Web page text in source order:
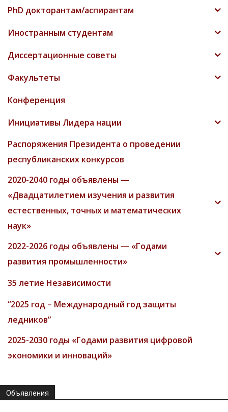
PhD докторантам/аспирантам
Иностранным студентам
Диссертационные советы
Факультеты
Конференция
Инициативы Лидера нации
Распоряжения Президента о проведении
республиканских конкурсов
2020-2040 годы объявлены —
«Двадцатилетием изучения и развития
естественных, точных и математических
наук»
2022-2026 годы объявлены — «Годами
развития промышленности»
35 летие Независимости
“2025 год – Международный год защиты
ледников”
2025-2030 годы «Годами развития цифровой
экономики и инноваций»
Объявления